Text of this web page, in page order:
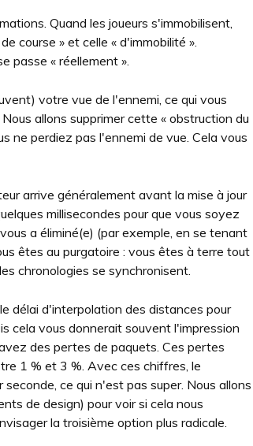
Quand les joueurs s'immobilisent,
course » et celle « d'immobilité ».
passe « réellement ».
votre vue de l'ennemi, ce qui vous
allons supprimer cette « obstruction du
ne perdiez pas l'ennemi de vue. Cela vous
arrive généralement avant la mise à jour
millisecondes pour que vous soyez
a éliminé(e) (par exemple, en se tenant
êtes au purgatoire : vous êtes à terre tout
chronologies se synchronisent.
délai d'interpolation des distances pour
cela vous donnerait souvent l'impression
des pertes de paquets. Ces pertes
1 % et 3 %. Avec ces chiffres, le
ce qui n'est pas super. Nous allons
de design) pour voir si cela nous
la troisième option plus radicale.